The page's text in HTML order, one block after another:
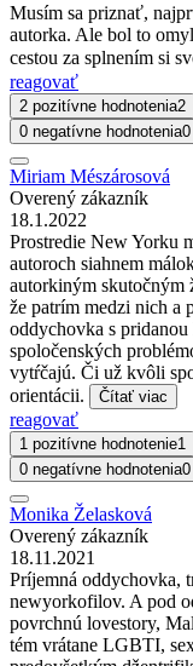
Musím sa priznať,
autorka. Ale bol to
cestou za splnením si
reagovať
2 pozitívne hodnotenia2
0 negatívne hodnotenia0
Miriam Mészárosová
Overený zákazník
18.1.2022
Prostredie New Yorku
autoroch siahnem
autorkiným skutočným
že patrím medzi nich a
oddychovka s
spoločenských
vytŕčajú. Či už kvôli
orientácii.
Čítať viac
reagovať
1 pozitívne hodnotenie1
0 negatívne hodnotenia0
Monika Želasková
Overený zákazník
18.11.2021
Príjemná oddychovka,
newyorkofilov. A pod
povrchnú lovestory,
tém vrátane LGBTI,